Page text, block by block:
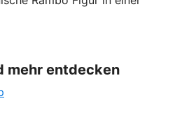
mehr entdecken